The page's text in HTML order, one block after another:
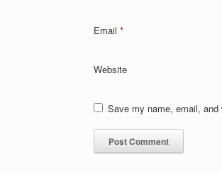
Email *
Website
Save my name, email,